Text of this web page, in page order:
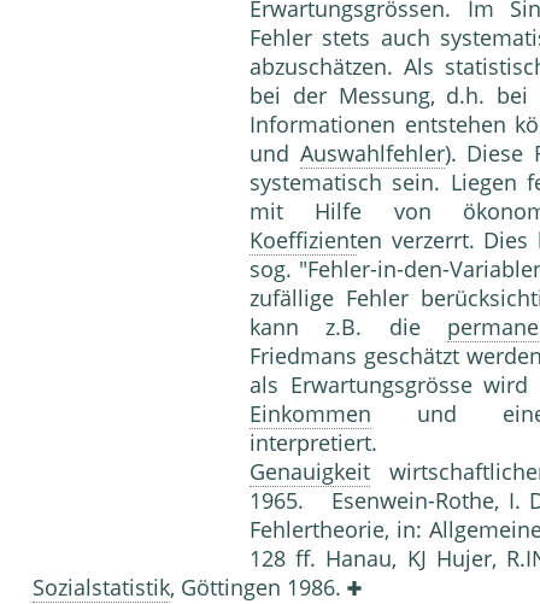
Erwartungsgrössen. Im
Fehler stets auch
abzuschätzen. Als
bei der Messung, d.h.
Informationen entstehen
und Auswahlfehler). Diese
systematisch sein. Liegen
mit Hilfe von
Koeffizienten verzerrt.
sog. "Fehler-in-den-
zufällige Fehler
kann z.B. die
Friedmans geschätzt
als Erwartungsgrösse
Einkommen und
interpretiert.
Genauigkeit
1965. Esenwein-Rothe, I.
Fehlertheorie, in:
128 ff. Hanau, KJ Hujer,
Sozialstatistik, Göttingen 1986.